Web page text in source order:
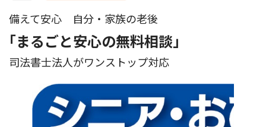
備えて安心 自分・家族の老後
｢まるごと安心の無料相談｣
司法書士法人がワンストップ対応